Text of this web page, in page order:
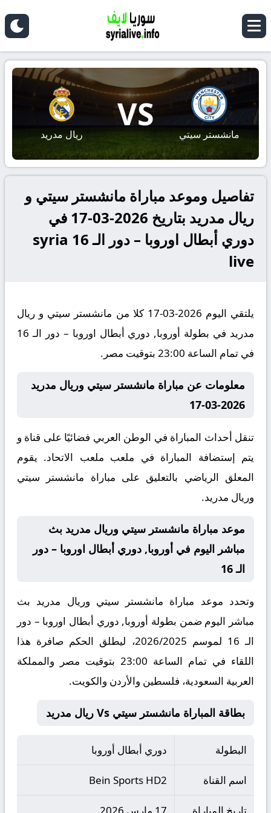
مانشستر سيتي
VS
ريال مدريد
تفاصيل وموعد مباراة مانشستر سيتي و
ريال مدريد بتاريخ 2026-03-17 في
دوري أبطال اوروبا – دور الـ 16 syria
live
يلتقي اليوم 2026-03-17 كلا من مانشستر سيتي و ريال
مدريد في بطولة أوروبا, دوري أبطال اوروبا – دور الـ 16
في تمام الساعة 23:00 بتوقيت مصر.
معلومات عن مباراة مانشستر سيتي وريال مدريد
2026-03-17
تنقل أحداث المباراة في الوطن العربي فضائيًا على قناة و
يتم إستضافة المباراة في ملعب ملعب الاتحاد. يقوم
المعلق الرياضي بالتعليق على مباراة مانشستر سيتي
وريال مدريد.
موعد مباراة مانشستر سيتي وريال مدريد بث
مباشر اليوم في أوروبا, دوري أبطال اوروبا – دور
الـ 16
وتحدد موعد مباراة مانشستر سيتي وريال مدريد بث
مباشر اليوم ضمن بطولة أوروبا, دوري أبطال اوروبا – دور
الـ 16 لموسم 2026/2025، ليطلق الحكم صافرة هذا
اللقاء في تمام الساعة 23:00 بتوقيت مصر والمملكة
العربية السعودية، فلسطين والأردن والكويت.
بطاقة المباراة مانشستر سيتي Vs ريال مدريد
البطولة دوري أبطال أوروبا
اسم القناة Bein Sports HD2